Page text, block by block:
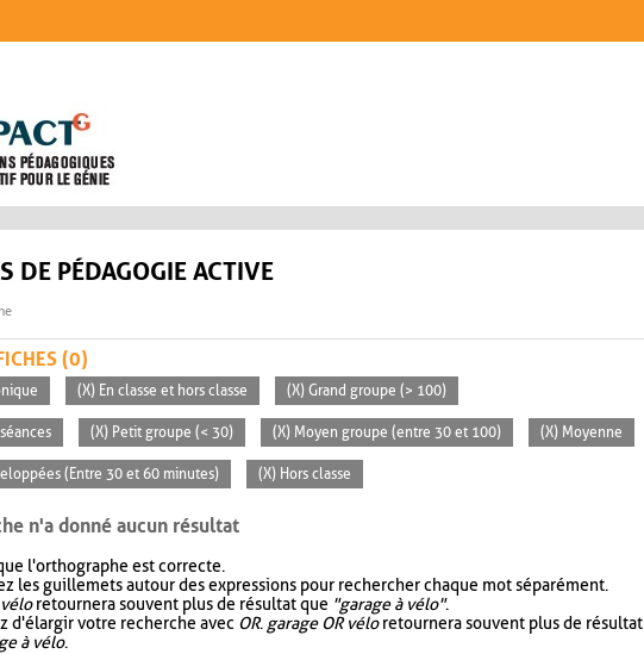
DE PÉDAGOGIE ACTIVE
(0)
(X) En classe et hors classe (X) Grand groupe (> 100)
(X) Petit groupe (< 30) (X) Moyen groupe (entre 30 et 100) (X) Moyenne
(Entre 30 et 60 minutes) (X) Hors classe
n'a donné aucun résultat
l'orthographe est correcte.
les guillemets autour des expressions pour rechercher chaque mot séparément.
retournera souvent plus de résultat que "garage à vélo".
d'élargir votre recherche avec OR. garage OR véloretournera souvent plus de résultat
à vélo.